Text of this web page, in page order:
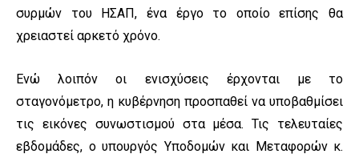
συρμών του ΗΣΑΠ, ένα έργο το οποίο επίσης θα
χρειαστεί αρκετό χρόνο.
Ενώ λοιπόν οι ενισχύσεις έρχονται με το
σταγονόμετρο, η κυβέρνηση προσπαθεί να υποβαθμίσει
τις εικόνες συνωστισμού στα μέσα. Τις τελευταίες
εβδομάδες, ο υπουργός Υποδομών και Μεταφορών κ.